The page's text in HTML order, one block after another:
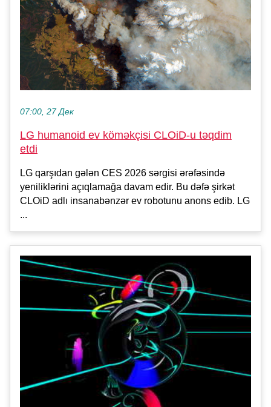
07:00, 27 Дек
LG humanoid ev köməkçisi CLOiD-u təqdim
etdi
LG qarşıdan gələn CES 2026 sərgisi ərəfəsində
yeniliklərini açıqlamağa davam edir. Bu dəfə şirkət
CLOiD adlı insanabənzər ev robotunu anons edib. LG
...